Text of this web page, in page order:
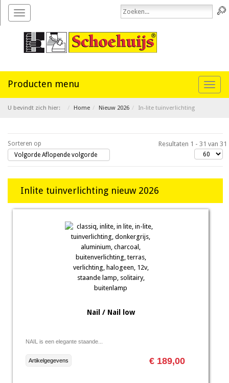
Toggle
navigation
U bevindt zich hier: Home Nieuw 2026 In-lite tuinverlichting
Sorteren op
Volgorde Aflopende volgorde
Resultaten 1 - 31 van 31
Inlite tuinverlichting nieuw 2026
Nail / Nail low
NAIL is een elegante staande...
€ 189,00
Artikelgegevens